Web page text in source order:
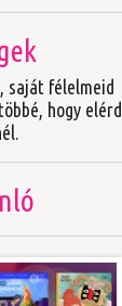
saját félelmeid
hogy elérd,